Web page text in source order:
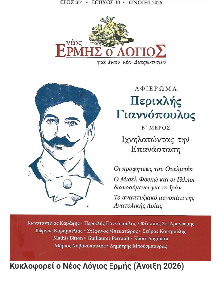
Κυκλοφορεί ο Νέος Λόγιος Ερμής (Άνοιξη 2026)